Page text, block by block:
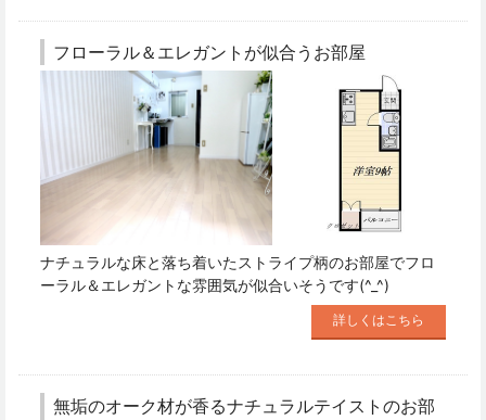
フローラル＆エレガントが似合うお部屋
ナチュラルな床と落ち着いたストライプ柄のお部屋でフロ
ーラル＆エレガントな雰囲気が似合いそうです(^_^)
詳しくはこちら
無垢のオーク材が香るナチュラルテイストのお部